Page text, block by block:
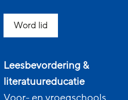
Word lid
Leesbevordering &
literatuureducatie